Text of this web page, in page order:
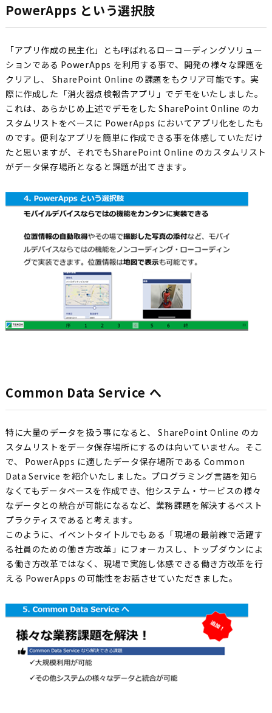
PowerApps という選択肢
「アプリ作成の民主化」とも呼ばれるローコーディングソリュー
ションである PowerApps を利用する事で、開発の様々な課題を
クリアし、 SharePoint Online の課題をもクリア可能です。実
際に作成した「消火器点検報告アプリ」でデモをいたしました。
これは、あらかじめ上述でデモをした SharePoint Online のカ
スタムリストをベースに PowerApps においてアプリ化をしたも
のです。便利なアプリを簡単に作成できる事を体感していただけ
たと思いますが、それでもSharePoint Online のカスタムリスト
がデータ保存場所となると課題が出てきます。
Common Data Service へ
特に大量のデータを扱う事になると、 SharePoint Online のカ
スタムリストをデータ保存場所にするのは向いていません。そこ
で、 PowerApps に適したデータ保存場所である Common
Data Service を紹介いたしました。プログラミング言語を知ら
なくてもデータベースを作成でき、他システム・サービスの様々
なデータとの統合が可能になるなど、業務課題を解決するベスト
プラクティスであると考えます。
このように、イベントタイトルでもある「現場の最前線で活躍す
る社員のための働き方改革」にフォーカスし、トップダウンによ
る働き方改革ではなく、現場で実施し体感できる働き方改革を行
える PowerApps の可能性をお話させていただきました。